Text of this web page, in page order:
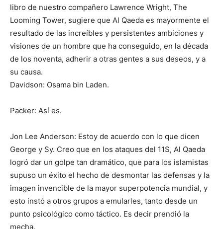
libro de nuestro compañero Lawrence Wright, The
Looming Tower, sugiere que Al Qaeda es mayormente el
resultado de las increíbles y persistentes ambiciones y
visiones de un hombre que ha conseguido, en la década
de los noventa, adherir a otras gentes a sus deseos, y a
su causa.
Davidson: Osama bin Laden.
Packer: Así es.
Jon Lee Anderson: Estoy de acuerdo con lo que dicen
George y Sy. Creo que en los ataques del 11S, Al Qaeda
logró dar un golpe tan dramático, que para los islamistas
supuso un éxito el hecho de desmontar las defensas y la
imagen invencible de la mayor superpotencia mundial, y
esto instó a otros grupos a emularles, tanto desde un
punto psicológico como táctico. Es decir prendió la
mecha.